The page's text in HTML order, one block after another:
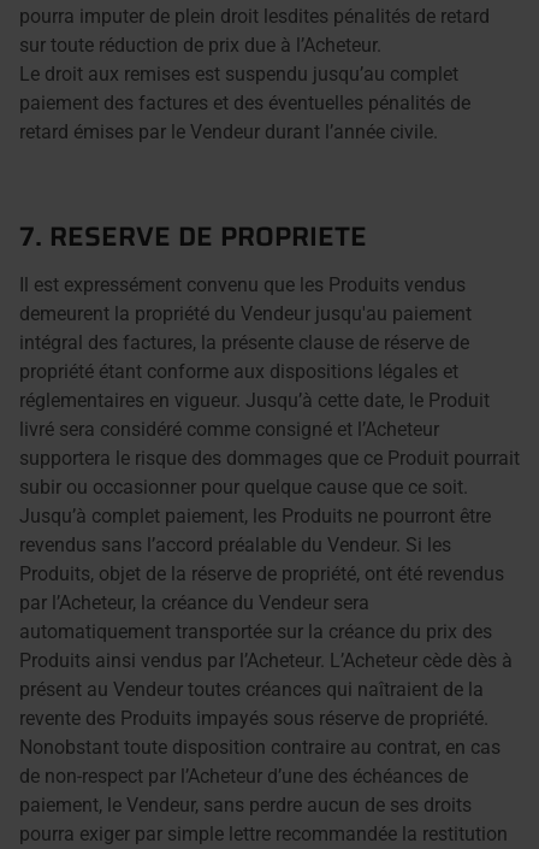
pourra imputer de plein droit lesdites pénalités de retard
sur toute réduction de prix due à l’Acheteur.
Le droit aux remises est suspendu jusqu’au complet
paiement des factures et des éventuelles pénalités de
retard émises par le Vendeur durant l’année civile.
7. RESERVE DE PROPRIETE
Il est expressément convenu que les Produits vendus
demeurent la propriété du Vendeur jusqu'au paiement
intégral des factures, la présente clause de réserve de
propriété étant conforme aux dispositions légales et
réglementaires en vigueur. Jusqu’à cette date, le Produit
livré sera considéré comme consigné et l’Acheteur
supportera le risque des dommages que ce Produit pourrait
subir ou occasionner pour quelque cause que ce soit.
Jusqu’à complet paiement, les Produits ne pourront être
revendus sans l’accord préalable du Vendeur. Si les
Produits, objet de la réserve de propriété, ont été revendus
par l’Acheteur, la créance du Vendeur sera
automatiquement transportée sur la créance du prix des
Produits ainsi vendus par l’Acheteur. L’Acheteur cède dès à
présent au Vendeur toutes créances qui naîtraient de la
revente des Produits impayés sous réserve de propriété.
Nonobstant toute disposition contraire au contrat, en cas
de non-respect par l’Acheteur d’une des échéances de
paiement, le Vendeur, sans perdre aucun de ses droits
pourra exiger par simple lettre recommandée la restitution